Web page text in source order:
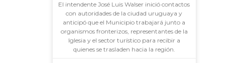
El intendente José Luis Walser inició contactos
con autoridades de la ciudad uruguaya y
anticipó que el Municipio trabajará junto a
organismos fronterizos, representantes de la
Iglesia y el sector turístico para recibir a
quienes se trasladen hacia la región.